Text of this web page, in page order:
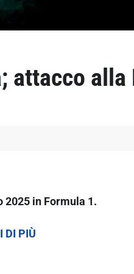
attacco alla
in Formula 1.
DI PIÙ